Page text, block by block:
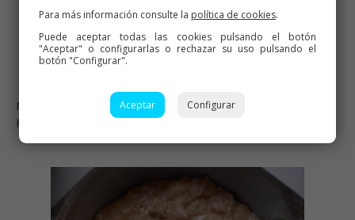
MOLDE ENHARINADO Y ENGRASADO (YO UTILICÉ UNA
FLANERA)
Para más información consulte la política de cookies.
Puede aceptar todas las cookies pulsando el botón
"Aceptar" o configurarlas o rechazar su uso pulsando el
botón "Configurar".
Aceptar Configurar